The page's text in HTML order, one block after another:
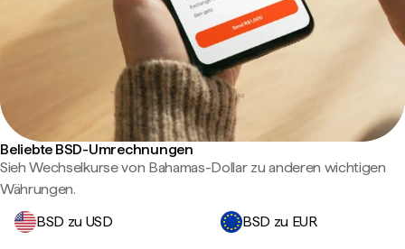
Beliebte BSD-Umrechnungen
Sieh Wechselkurse von Bahamas-Dollar zu anderen wichtigen
Währungen.
BSD zu USD
BSD zu EUR